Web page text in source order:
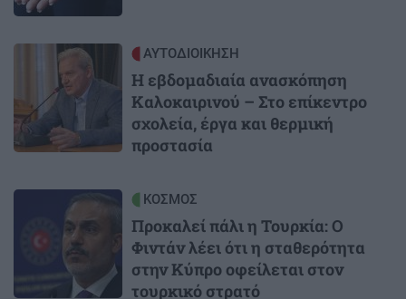
ΑΥΤΟΔΙΟΙΚΗΣΗ
Η εβδομαδιαία ανασκόπηση
Καλοκαιρινού – Στο επίκεντρο
σχολεία, έργα και θερμική
προστασία
ΚΟΣΜΟΣ
Προκαλεί πάλι η Τουρκία: Ο
Φιντάν λέει ότι η σταθερότητα
στην Κύπρο οφείλεται στον
τουρκικό στρατό